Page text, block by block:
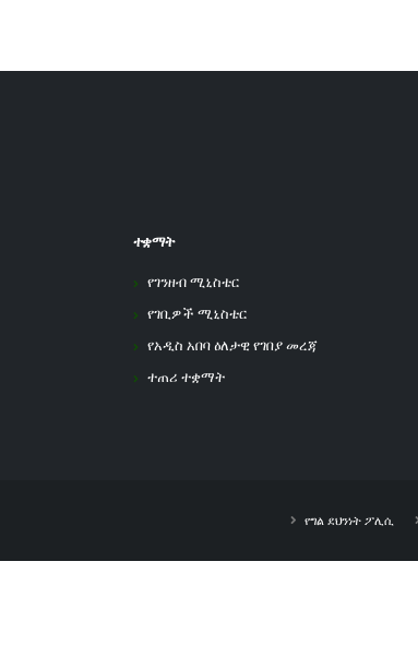
ተቋማት
የገንዘብ ሚኒስቴር
የገቢዎች ሚኒስቴር
የአዲስ አበባ ዕለታዊ የገበያ መረጃ
ተጠሪ ተቋማት
የግል ደህንነት ፖሊሲ